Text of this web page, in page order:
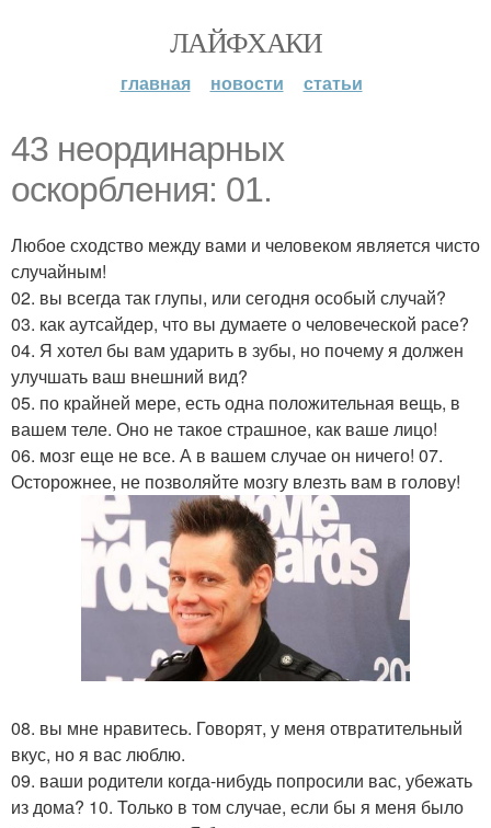
ЛАЙФХАКИ
главная новости статьи
43 неординарных
оскорбления: 01.
Любое сходство между вами и человеком является чисто
случайным!
02. вы всегда так глупы, или сегодня особый случай?
03. как аутсайдер, что вы думаете о человеческой расе?
04. Я хотел бы вам ударить в зубы, но почему я должен
улучшать ваш внешний вид?
05. по крайней мере, есть одна положительная вещь, в
вашем теле. Оно не такое страшное, как ваше лицо!
06. мозг еще не все. А в вашем случае он ничего! 07.
Осторожнее, не позволяйте мозгу влезть вам в голову!
08. вы мне нравитесь. Говорят, у меня отвратительный
вкус, но я вас люблю.
09. ваши родители когда-нибудь попросили вас, убежать
из дома? 10. Только в том случае, если бы я меня было